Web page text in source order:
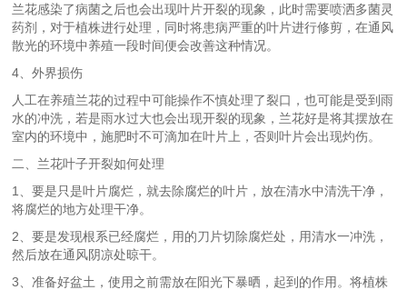
兰花感染了病菌之后也会出现叶片开裂的现象，此时需要喷洒多菌灵
药剂，对于植株进行处理，同时将患病严重的叶片进行修剪，在通风
散光的环境中养殖一段时间便会改善这种情况。
4、外界损伤
人工在养殖兰花的过程中可能操作不慎处理了裂口，也可能是受到雨
水的冲洗，若是雨水过大也会出现开裂的现象，兰花好是将其摆放在
室内的环境中，施肥时不可滴加在叶片上，否则叶片会出现灼伤。
二、兰花叶子开裂如何处理
1、要是只是叶片腐烂，就去除腐烂的叶片，放在清水中清洗干净，
将腐烂的地方处理干净。
2、要是发现根系已经腐烂，用的刀片切除腐烂处，用清水一冲洗，
然后放在通风阴凉处晾干。
3、准备好盆土，使用之前需放在阳光下暴晒，起到的作用。将植株